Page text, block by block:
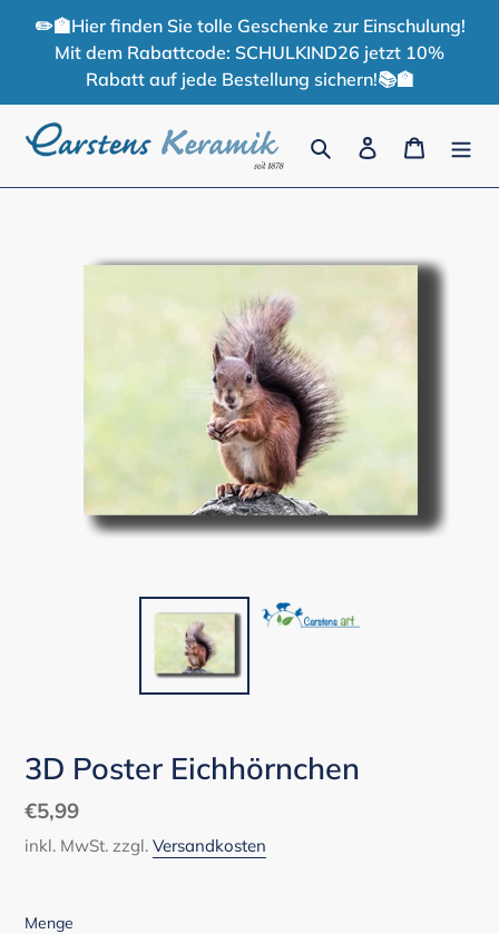
✏️🏫Hier finden Sie tolle Geschenke zur Einschulung!
Mit dem Rabattcode: SCHULKIND26 jetzt 10%
Rabatt auf jede Bestellung sichern!📚🏫
Suchen Einloggen
3D Poster Eichhörnchen
Normaler
Preis
€5,99
inkl. MwSt. zzgl. Versandkosten
Menge